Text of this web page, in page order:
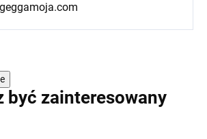
być zainteresowany